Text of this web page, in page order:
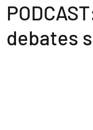
debates